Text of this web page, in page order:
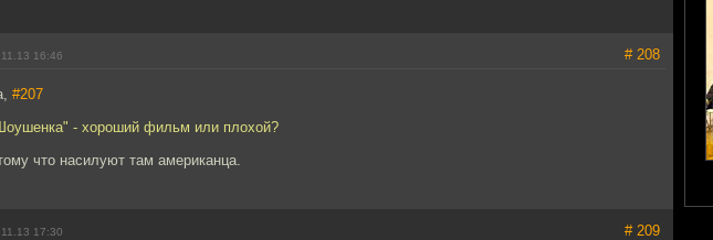
16:46 # 208
#207
- хороший фильм или плохой?
что насилуют там американца.
17:30 # 209